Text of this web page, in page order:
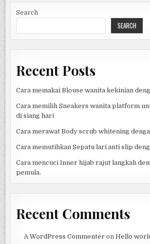
TIPS
MEMBELI
DI
Search
SEARCH
Recent Posts
Cara memakai Blouse wanita kekinian
Cara memilih Sneakers wanita platform
di siang hari
Cara merawat Body scrub whitening
Cara memutihkan Sepatu lari anti slip
Cara mencuci Inner hijab rajut langkah
pemula.
Recent Comments
A WordPress Commenter on Hello